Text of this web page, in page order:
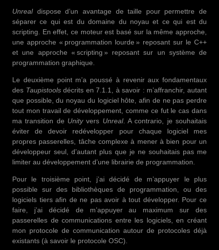
Unrealdispose d’un avantage de taille pour permettre de
séparer ce qui est du domaine du noyau et ce qui est du
scripting. En effet, ce moteur est basé sur la même approche,
une approche « programmation lourde » reposant sur le C++
et une approche « scripting » reposant sur un système de
programmation graphique.
Le deuxième point m’a poussé à revenir aux fondamentaux
des Taupistoolsdécrits en 7.1.1, à savoir : m’affranchir, autant
que possible, du noyau du logiciel hôte, afin de ne pas perdre
tout mon travail de développement, comme ce fut le cas dans
ma transition de Unityvers Unreal. A contrario, je souhaitais
éviter de devoir redévelopper pour chaque logiciel mes
propres passerelles, tâche complexe à mener à bien pour un
développeur seul, d’autant plus que je ne souhaitais pas me
limiter au développement d’une librairie de programmation.
Pour le troisième point, j’ai décidé de m’appuyer le plus
possible sur des bibliothèques de programmation, ou des
logiciels tiers afin de ne pas avoir à tout développer. Pour ce
faire, j’ai décidé de m’appuyer au maximum sur des
passerelles de communications entre les logiciels, en créant
mon protocole de communication autour de protocoles déjà
existants (à savoir le protocole OSC).